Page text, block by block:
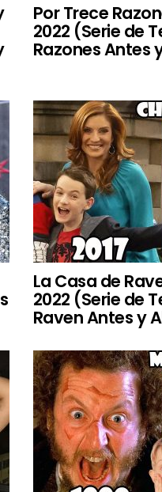
Por Trece
2022 (Serie de
Razones Antes
La Casa de
2022 (Serie de
Raven Antes y